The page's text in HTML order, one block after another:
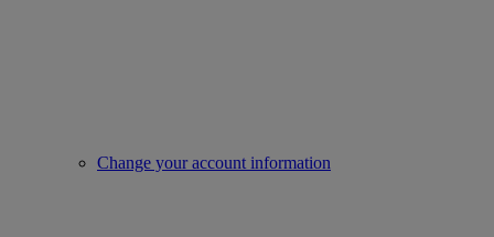
Change your account information